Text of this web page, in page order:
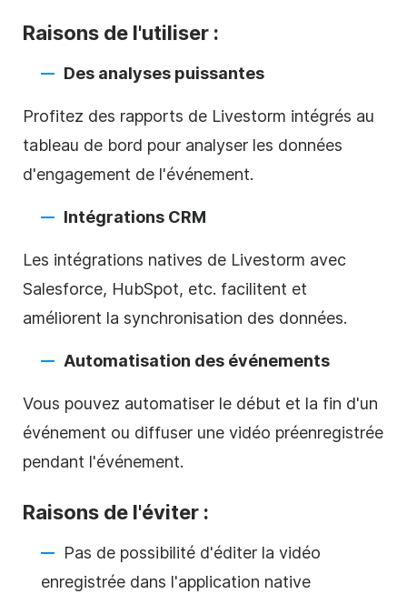
Raisons de l'utiliser :
Des analyses puissantes
Profitez des rapports de Livestorm intégrés au
tableau de bord pour analyser les données
d'engagement de l'événement.
Intégrations CRM
Les intégrations natives de Livestorm avec
Salesforce, HubSpot, etc. facilitent et
améliorent la synchronisation des données.
Automatisation des événements
Vous pouvez automatiser le début et la fin d'un
événement ou diffuser une vidéo préenregistrée
pendant l'événement.
Raisons de l'éviter :
Pas de possibilité d'éditer la vidéo
enregistrée dans l'application native